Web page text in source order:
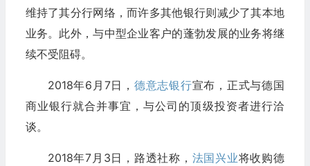
维持了其分行网络，而许多其他银行则减少了其本地
业务。此外，与中型企业客户的蓬勃发展的业务将继
续不受阻碍。
2018年6月7日， 德意志银行宣布，正式与德国
商业银行就合并事宜，与公司的顶级投资者进行洽
谈。
2018年7月3日，路透社称， 法国兴业将收购德